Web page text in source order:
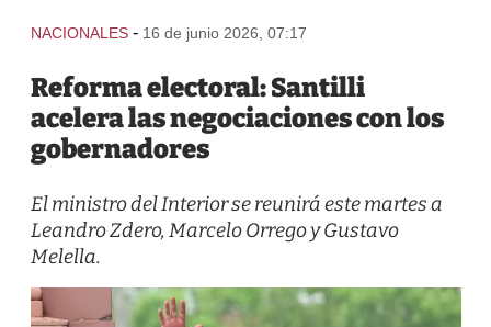
NACIONALES - 16 de junio 2026, 07:17
Reforma electoral: Santilli
acelera las negociaciones con los
gobernadores
El ministro del Interior se reunirá este martes a
Leandro Zdero, Marcelo Orrego y Gustavo
Melella.